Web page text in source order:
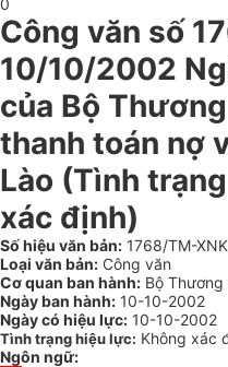
0
Công văn số
10/10/2002
của Bộ
thanh toán nợ
Lào (Tình
xác định)
Số hiệu văn bản: 1768/TM-XNK
Loại văn bản: Công văn
Cơ quan ban hành: Bộ Thương
Ngày ban hành: 10-10-2002
Ngày có hiệu lực: 10-10-2002
Tình trạng hiệu lực: Không xác
Ngôn ngữ: